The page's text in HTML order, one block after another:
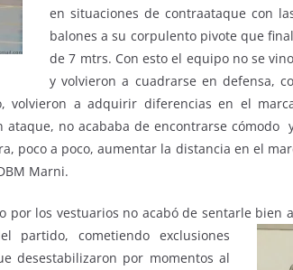
en situaciones de contraataque con
balones a su corpulento pivote que
de 7 mtrs. Con esto el equipo no se
y volvieron a cuadrarse en defensa,
a adquirir diferencias en el
ataque, no acababa de encontrarse cómodo
poco a poco, aumentar la distancia en el
Marni.
por los vestuarios no acabó de sentarle
partido, cometiendo exclusiones
desestabilizaron por momentos al